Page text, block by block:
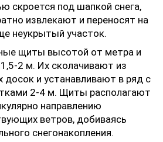
скроется под шапкой снега,
извлекают и переносят на
неукрытый участок.
щиты высотой от метра и
2 м. Их сколачивают из
досок и устанавливают в ряд с
2-4 м. Щиты располагают
направлению
ветров, добиваясь
снегонакопления.